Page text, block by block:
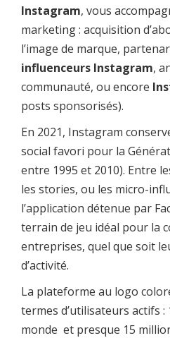
Instagram, vous
marketing : acquisition
l’image de marque,
influenceurs Instagram,
communauté, ou encore
posts sponsorisés).
En 2021, Instagram
social favori pour la
entre 1995 et 2010). Entre
les stories, ou les micro-
l’application détenue par
terrain de jeu idéal pour la
entreprises, quel que soit
d’activité.
La plateforme au logo
termes d’utilisateurs actifs :
monde et presque 15